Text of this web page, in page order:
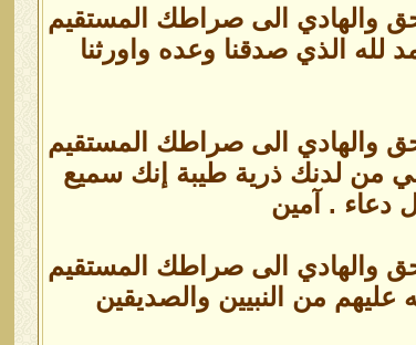
والهادي الى صراطك المستقيم
لله الذي صدقنا وعده واورثنا
والهادي الى صراطك المستقيم
من لدنك ذرية طيبة إنك سميع
دعاء . آمين
والهادي الى صراطك المستقيم
من النبيين والصديقين